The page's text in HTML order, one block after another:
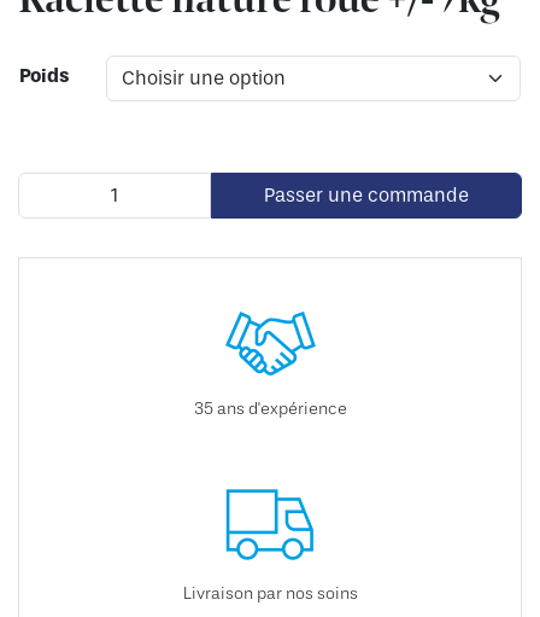
Poids
Passer une commande
35 ans d'expérience
Livraison par nos soins